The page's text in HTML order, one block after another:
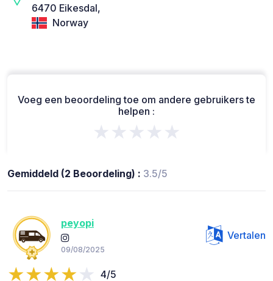
6470 Eikesdal,
Norway
Voeg een beoordeling toe om andere gebruikers te
helpen :
★★★★★
Gemiddeld (2 Beoordeling) : 3.5/5
peyopi
09/08/2025
Vertalen
4/5